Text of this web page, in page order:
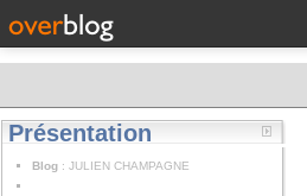
Présentation
Blog : JULIEN CHAMPAGNE